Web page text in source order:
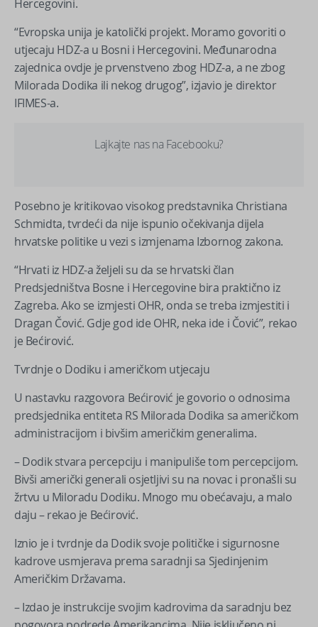
Hercegovini.
“Evropska unija je katolički projekt. Moramo govoriti o
utjecaju HDZ-a u Bosni i Hercegovini. Međunarodna
zajednica ovdje je prvenstveno zbog HDZ-a, a ne zbog
Milorada Dodika ili nekog drugog”, izjavio je direktor
IFIMES-a.
Lajkajte nas na Facebooku?
Posebno je kritikovao visokog predstavnika Christiana
Schmidta, tvrdeći da nije ispunio očekivanja dijela
hrvatske politike u vezi s izmjenama Izbornog zakona.
“Hrvati iz HDZ-a željeli su da se hrvatski član
Predsjedništva Bosne i Hercegovine bira praktično iz
Zagreba. Ako se izmjesti OHR, onda se treba izmjestiti i
Dragan Čović. Gdje god ide OHR, neka ide i Čović”, rekao
je Bećirović.
Tvrdnje o Dodiku i američkom utjecaju
U nastavku razgovora Bećirović je govorio o odnosima
predsjednika entiteta RS Milorada Dodika sa američkom
administracijom i bivšim američkim generalima.
– Dodik stvara percepciju i manipuliše tom percepcijom.
Bivši američki generali osjetljivi su na novac i pronašli su
žrtvu u Miloradu Dodiku. Mnogo mu obećavaju, a malo
daju – rekao je Bećirović.
Iznio je i tvrdnje da Dodik svoje političke i sigurnosne
kadrove usmjerava prema saradnji sa Sjedinjenim
Američkim Državama.
– Izdao je instrukcije svojim kadrovima da saradnju bez